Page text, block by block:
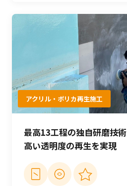
アクリル・ポリカ再生施工
最高13工程の独自研磨技術
高い透明度の再生を実現